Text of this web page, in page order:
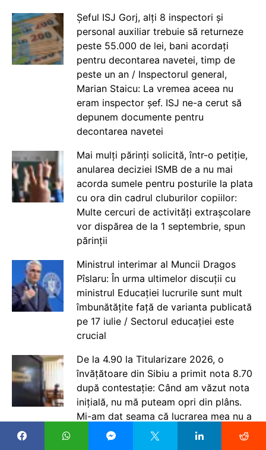
Șeful ISJ Gorj, alți 8 inspectori și
personal auxiliar trebuie să returneze
peste 55.000 de lei, bani acordați
pentru decontarea navetei, timp de
peste un an / Inspectorul general,
Marian Staicu: La vremea aceea nu
eram inspector șef. ISJ ne-a cerut să
depunem documente pentru
decontarea navetei
Mai mulți părinți solicită, într-o petiție,
anularea deciziei ISMB de a nu mai
acorda sumele pentru posturile la plata
cu ora din cadrul cluburilor copiilor:
Multe cercuri de activități extrașcolare
vor dispărea de la 1 septembrie, spun
părinții
Ministrul interimar al Muncii Dragos
Pîslaru: În urma ultimelor discuții cu
ministrul Educației lucrurile sunt mult
îmbunătățite față de varianta publicată
pe 17 iulie / Sectorul educației este
crucial
De la 4.90 la Titularizare 2026, o
învățătoare din Sibiu a primit nota 8.70
după contestație: Când am văzut nota
inițială, nu mă puteam opri din plâns.
Mi-am dat seama că lucrarea mea nu a
fost corectată în adevăratul sens al
cuvântului